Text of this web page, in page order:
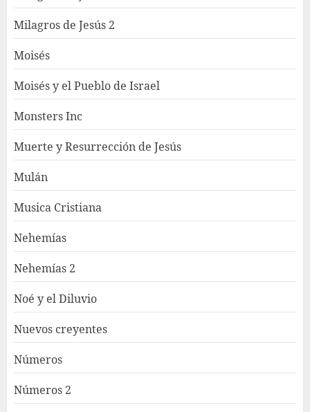
Milagros de Jesús 2
Moisés
Moisés y el Pueblo de Israel
Monsters Inc
Muerte y Resurrección de Jesús
Mulán
Musica Cristiana
Nehemías
Nehemías 2
Noé y el Diluvio
Nuevos creyentes
Números
Números 2